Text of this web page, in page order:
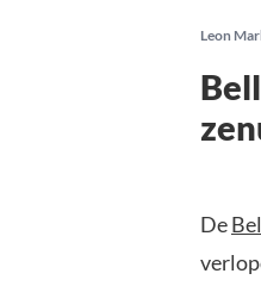
Leon
De